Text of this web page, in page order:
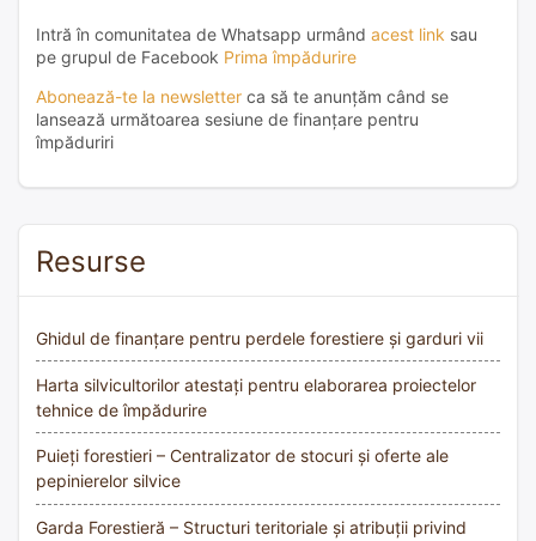
Intră în comunitatea de Whatsapp urmând acest link sau
pe grupul de Facebook Prima împădurire
Abonează-te la newsletter ca să te anunțăm când se
lansează următoarea sesiune de finanțare pentru
împăduriri
Resurse
Ghidul de finanțare pentru perdele forestiere și garduri vii
Harta silvicultorilor atestați pentru elaborarea proiectelor
tehnice de împădurire
Puieți forestieri – Centralizator de stocuri și oferte ale
pepinierelor silvice
Garda Forestieră – Structuri teritoriale și atribuții privind